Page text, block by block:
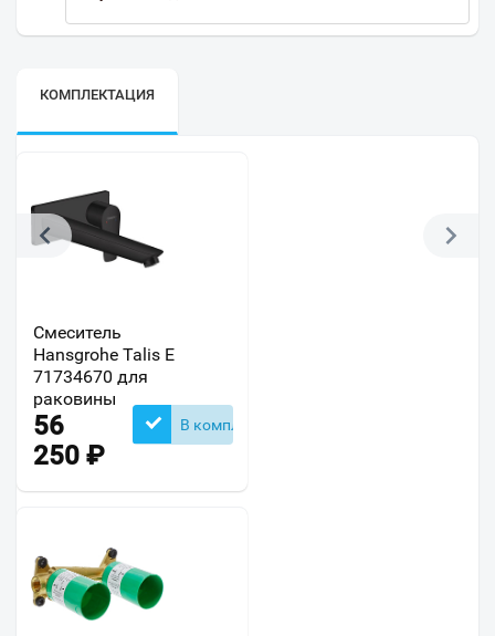
КОМПЛЕКТАЦИЯ
Смеситель
Hansgrohe Talis E
71734670 для
раковины
56
250 ₽
В комплекте